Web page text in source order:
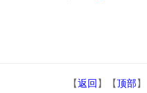
【返回 】【顶部】